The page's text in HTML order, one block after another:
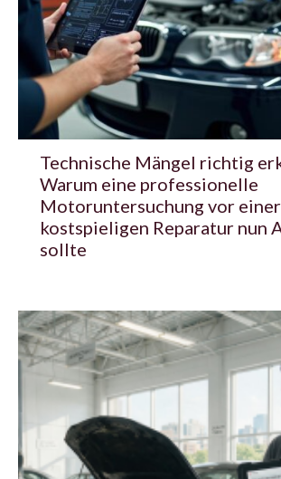
Technische Mängel richtig
Warum eine professionelle
Motoruntersuchung vor einer
kostspieligen Reparatur nun
sollte